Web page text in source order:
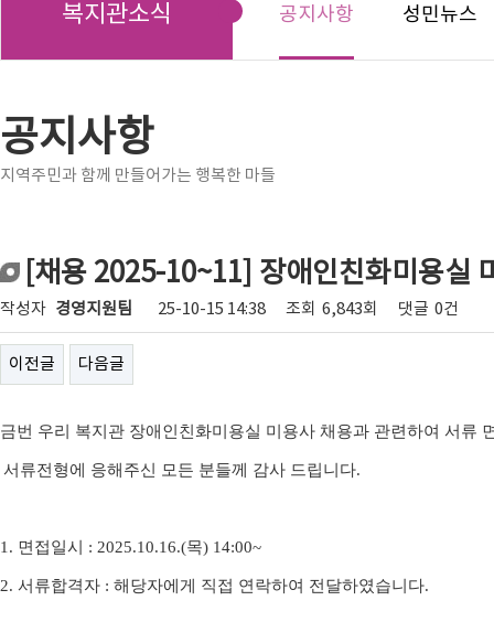
복지관소식 공지사항 성민뉴스
공지사항
지역주민과 함께 만들어가는 행복한 마들
[채용 2025-10~11] 장애인친화미용실
작성자 경영지원팀 25-10-15 14:38 조회 6,843회 댓글 0건
이전글 다음글
금번 우리 복지관 장애인친화미용실 미용사 채용과 관련하여 서류
서류전형에 응해주신 모든 분들께 감사 드립니다.
1. 면접일시 : 2025.10.16.(목) 14:00~
2. 서류합격자 : 해당자에게 직접 연락하여 전달하였습니다.